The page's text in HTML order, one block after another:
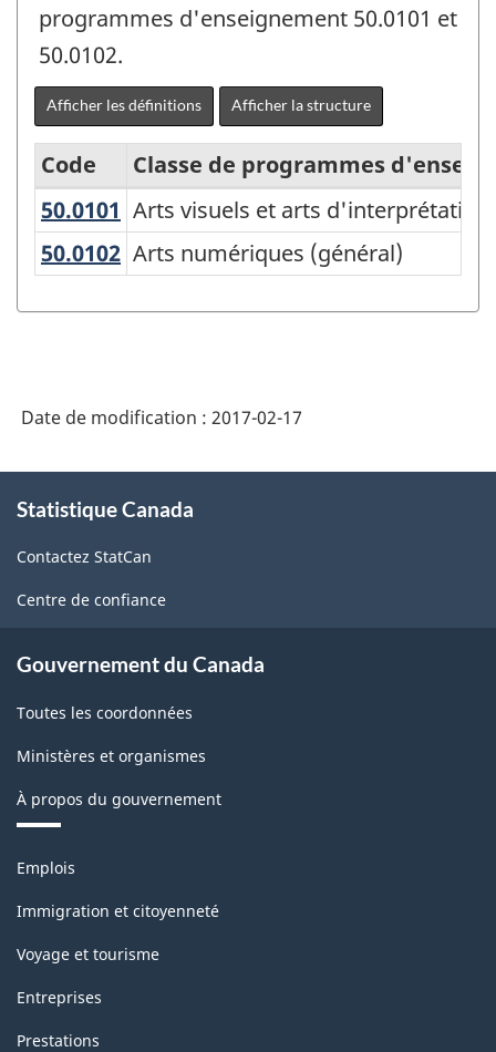
programmes d'enseignement 50.0101 et
50.0102.
Afficher les définitions Afficher la structure
Classification
des
2016
-
Structure
de
classification
Code
Classe de programmes
50.0101 Arts visuels et arts
Arts visuels et arts d'interprétation
50.0102 Arts numériques (général)
Arts numériques (général)
Date de modification : 2017-02-17
propos
ce
site
Statistique Canada
Contactez StatCan
Centre de confiance
Gouvernement du Canada
Toutes les coordonnées
Ministères et organismes
À propos du gouvernement
Thèmes
sujets
Emplois
Immigration et citoyenneté
Voyage et tourisme
Entreprises
Prestations